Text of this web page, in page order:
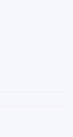
JY-2219 số lượng